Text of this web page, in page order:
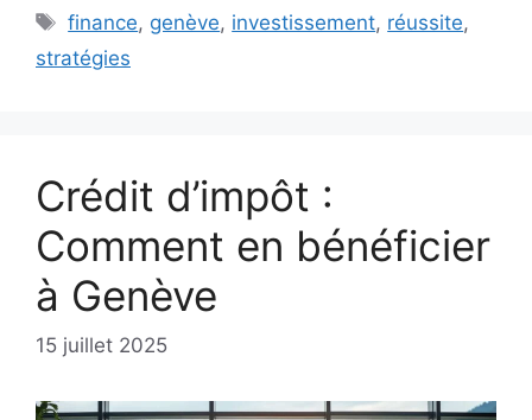
Étiquettes
finance, genève, investissement, réussite,
stratégies
Crédit d’impôt :
Comment en bénéficier
à Genève
15 juillet 2025